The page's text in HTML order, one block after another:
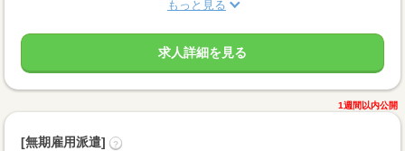
もっと見る
求人詳細を見る
1週間以内公開
[無期雇用派遣] ?